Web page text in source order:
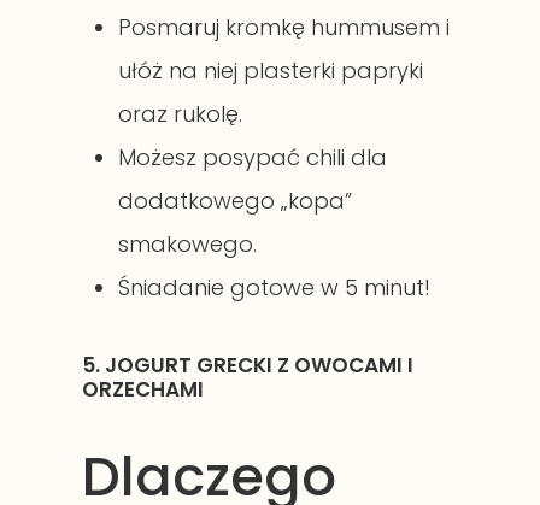
Posmaruj kromkę hummusem i
ułóż na niej plasterki papryki
oraz rukolę.
Możesz posypać chili dla
dodatkowego „kopa”
smakowego.
Śniadanie gotowe w 5 minut!
5. JOGURT GRECKI Z OWOCAMI I
ORZECHAMI
Dlaczego